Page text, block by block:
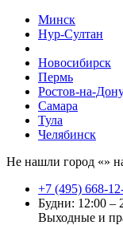
Минск
Нур-Султан
Новосибирск
Пермь
Ростов-на-
Самара
Тула
Челябинск
Не нашли город «»
+7 (495) 668-
Будни: 12:00 –
Выходные и